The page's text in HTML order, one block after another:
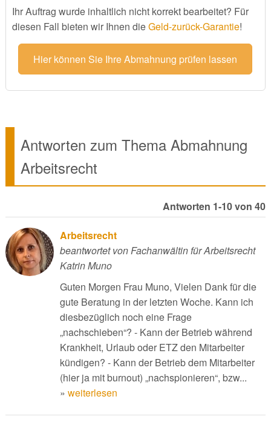
Ihr Auftrag wurde inhaltlich nicht korrekt bearbeitet? Für
diesen Fall bieten wir Ihnen dieGeld-zurück-Garantie!
Hier können Sie Ihre Abmahnung prüfen lassen
Antworten zum Thema Abmahnung
Arbeitsrecht
Antworten 1-10 von 40
Arbeitsrecht
beantwortet von Fachanwältin für Arbeitsrecht
Katrin Muno
Guten Morgen Frau Muno, Vielen Dank für die
gute Beratung in der letzten Woche. Kann ich
diesbezüglich noch eine Frage
„nachschieben“? - Kann der Betrieb während
Krankheit, Urlaub oder ETZ den Mitarbeiter
kündigen? - Kann der Betrieb dem Mitarbeiter
(hier ja mit burnout) „nachspionieren“, bzw...
» weiterlesen